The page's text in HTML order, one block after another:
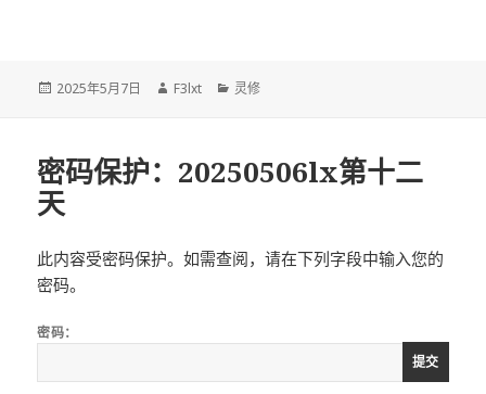
发
2025年5月7日
作
F3lxt
分
灵修
密码保护：20250506lx第十二
天
此内容受密码保护。如需查阅，请在下列字段中输入您的
密码。
密码：